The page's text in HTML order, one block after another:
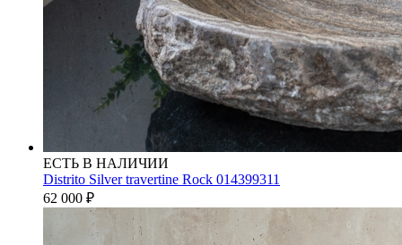
ЕСТЬ В НАЛИЧИИ
Distrito Silver travertine Rock 014399311
62 000 ₽